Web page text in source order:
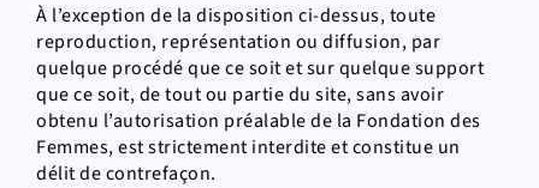
À l’exception de la disposition ci-dessus, toute
reproduction, représentation ou diffusion, par
quelque procédé que ce soit et sur quelque support
que ce soit, de tout ou partie du site, sans avoir
obtenu l’autorisation préalable de la Fondation des
Femmes, est strictement interdite et constitue un
délit de contrefaçon.